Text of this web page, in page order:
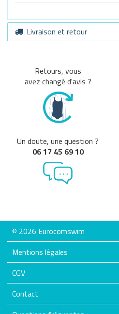
Livraison et retour
Retours, vous
avez changé d'avis ?
Un doute, une question ?
06 17 45 69 10
© 2026 Eurocomswim
Mentions légales
CGV
Contact